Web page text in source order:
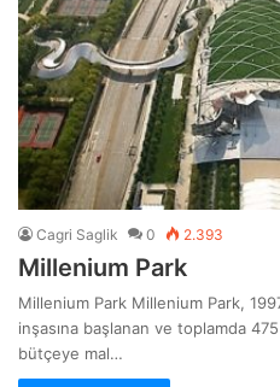
Cagri Saglik 0 2.393
Millenium Park
Millenium Park Millenium Park,
inşasına başlanan ve toplamda
bütçeye mal…